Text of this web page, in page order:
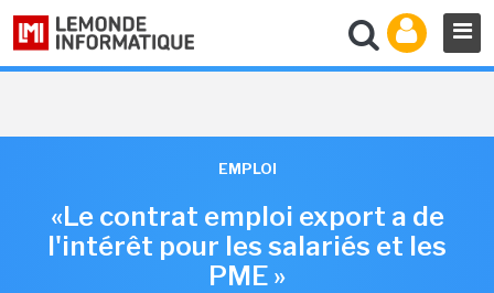
EMPLOI
«Le contrat emploi export a de
l'intérêt pour les salariés et les
PME »